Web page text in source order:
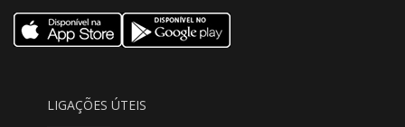
LIGAÇÕES ÚTEIS